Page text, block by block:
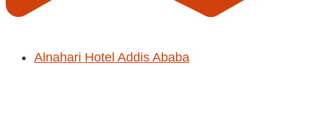
Alnahari Hotel Addis Ababa